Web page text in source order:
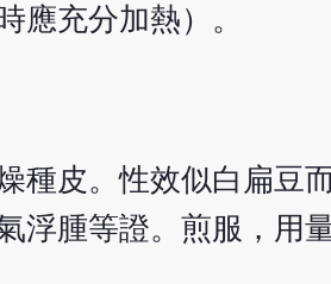
應充分加熱）。
種皮。性效似白扁豆
浮腫等證。煎服，用量